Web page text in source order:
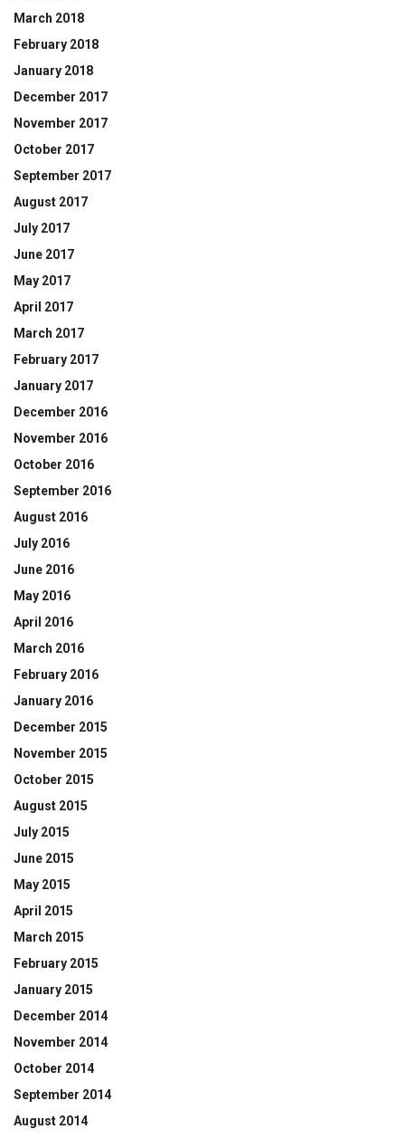
March 2018
February 2018
January 2018
December 2017
November 2017
October 2017
September 2017
August 2017
July 2017
June 2017
May 2017
April 2017
March 2017
February 2017
January 2017
December 2016
November 2016
October 2016
September 2016
August 2016
July 2016
June 2016
May 2016
April 2016
March 2016
February 2016
January 2016
December 2015
November 2015
October 2015
August 2015
July 2015
June 2015
May 2015
April 2015
March 2015
February 2015
January 2015
December 2014
November 2014
October 2014
September 2014
August 2014